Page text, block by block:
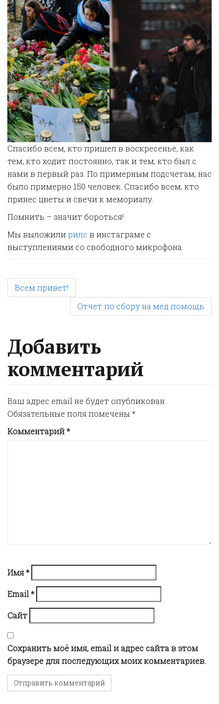
Спасибо всем, кто пришел в воскресенье, как
тем, кто ходит постоянно, так и тем, кто был с
нами в первый раз. По примерным подсчетам, нас
было примерно 150 человек. Спасибо всем, кто
принес цветы и свечи к мемориалу.
Помнить – значит бороться!
Мы выложилирилс в инстаграме с
выступлениями со свободного микрофона.
P
s
t
n
a
t
i
o
n
Всем привет!
Отчет по сбору на мед помощь
Добавить
комментарий
Ваш адрес email не будет опубликован.
Обязательные поля помечены *
Комментарий*
Имя*
Email*
Сайт
Сохранить моё имя, email и адрес сайта в этом
браузере для последующих моих комментариев.